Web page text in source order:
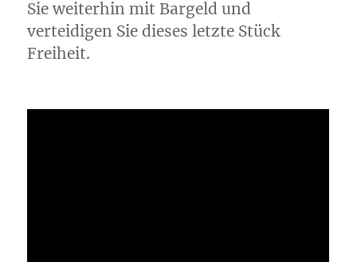
Sie weiterhin mit Bargeld und
verteidigen Sie dieses letzte Stück
Freiheit.